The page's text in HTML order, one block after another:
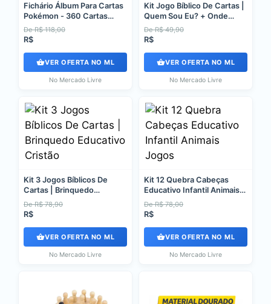
Fichário Álbum Para Cartas
Pokémon - 360 Cartas
Pasta Preto
De R$ 118,00
R$
VER OFERTA NO ML
No Mercado Livre
Kit Jogo Bíblico De Cartas |
Quem Sou Eu? + Onde
Estou?
De R$ 49,90
R$
VER OFERTA NO ML
No Mercado Livre
Kit 3 Jogos Bíblicos De
Cartas | Brinquedo
Educativo Cristão
De R$ 78,90
R$
VER OFERTA NO ML
No Mercado Livre
Kit 12 Quebra Cabeças
Educativo Infantil Animais
Jogos
De R$ 78,00
R$
VER OFERTA NO ML
No Mercado Livre